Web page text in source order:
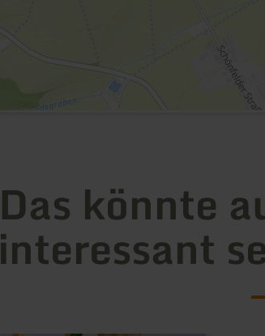
Das könnte
interessant